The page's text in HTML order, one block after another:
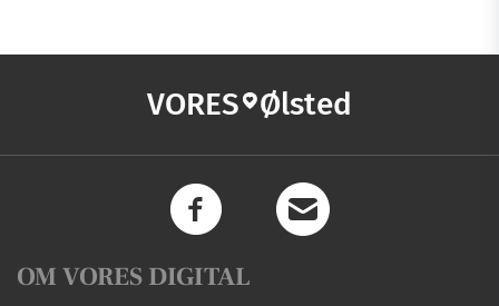
VORES Ølsted
OM VORES DIGITAL